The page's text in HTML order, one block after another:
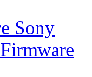
Sony